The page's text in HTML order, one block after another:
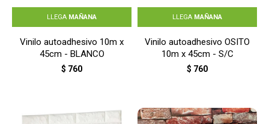
LLEGA MAÑANA
Vinilo autoadhesivo 10m x
45cm - BLANCO
$ 760
LLEGA MAÑANA
Vinilo autoadhesivo OSITO
10m x 45cm - S/C
$ 760